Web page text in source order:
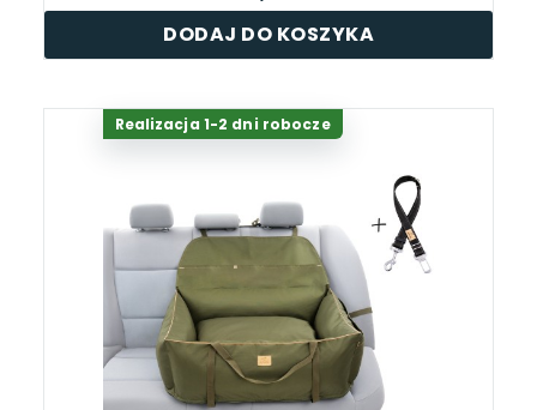
DODAJ DO KOSZYKA
Realizacja 1-2 dni robocze